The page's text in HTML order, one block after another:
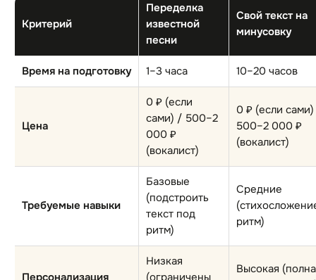
Критерий
Переделка
известной
песни
Свой текст на
минусовку
Время на подготовку 1–3 часа 10–20 часов
Цена
0 ₽ (если
сами) / 500–2
000 ₽
(вокалист)
0 ₽ (если
500–2 000 ₽
(вокалист)
Требуемые навыки
Базовые
(подстроить
текст под
ритм)
Средние
ритм)
Персонализация
Низкая
(ограничены
Высокая